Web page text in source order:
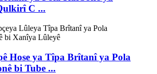
C ...
Hose ya Tîpa Brîtanî ya Pola
bi Tube ...